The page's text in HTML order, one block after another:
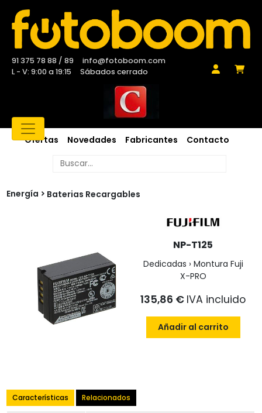
91 375 78 88 / 89
info@fotoboom.com
L - V: 9:00 a 19:15
Sábados cerrado
Ofertas Novedades Fabricantes Contacto
Energía Baterias Recargables
NP-T125
Dedicadas › Montura Fuji
X-PRO
135,86 € IVA incluido
Añadir al carrito
Características Relacionados